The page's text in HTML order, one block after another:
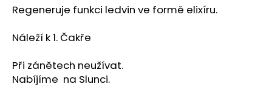
Regeneruje funkci ledvin ve formě elixíru.
Náleží k 1. Čakře
Při zánětech neužívat.
Nabíjíme na Slunci.
090
Kč